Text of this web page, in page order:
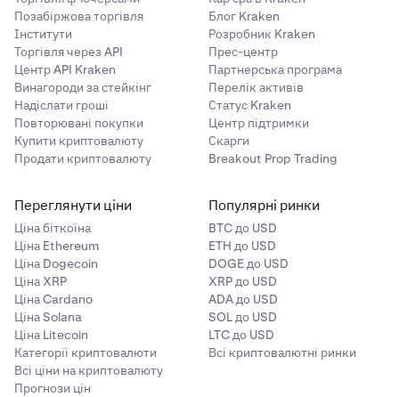
Позабіржова торгівля
Інститути
Торгівля через API
Центр API Kraken
Винагороди за стейкінг
Надіслати гроші
Повторювані покупки
Купити криптовалюту
Продати криптовалюту
Блог Kraken
Розробник Kraken
Прес-центр
Партнерська програма
Перелік активів
Статус Kraken
Центр підтримки
Скарги
Breakout Prop Trading
Переглянути ціни
Ціна біткоїна
Ціна Ethereum
Ціна Dogecoin
Ціна XRP
Ціна Cardano
Ціна Solana
Ціна Litecoin
Категорії криптовалюти
Всі ціни на криптовалюту
Прогнози цін
Популярні ринки
BTC до USD
ETH до USD
DOGE до USD
XRP до USD
ADA до USD
SOL до USD
LTC до USD
Всі криптовалютні ринки